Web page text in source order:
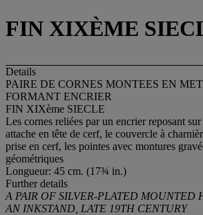
FIN XIXÈME
Details
PAIRE DE CORNES MONTEES EN
FORMANT ENCRIER
FIN XIXème SIECLE
Les cornes reliées par un encrier reposant
attache en tête de cerf, le couvercle à
prise en cerf, les pointes avec montures
géométriques
Longueur: 45 cm. (17¾ in.)
Further details
A PAIR OF SILVER-PLATED MOUNTED
AN INKSTAND, LATE 19TH CENTURY